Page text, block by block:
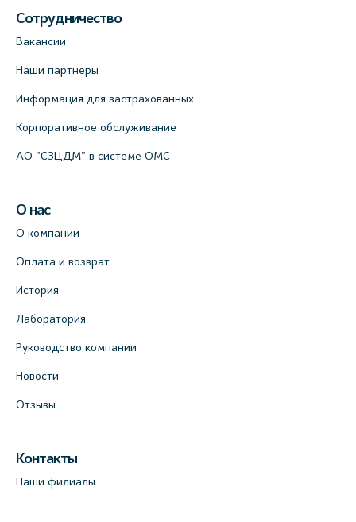
Сотрудничество
Вакансии
Наши партнеры
Информация для застрахованных
Корпоративное обслуживание
АО "СЗЦДМ" в системе ОМС
О нас
О компании
Оплата и возврат
История
Лаборатория
Руководство компании
Новости
Отзывы
Контакты
Наши филиалы